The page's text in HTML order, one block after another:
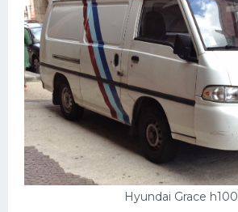
Hyundai Grace h100
Дэу
Скания
Форд
Черри
Джили
Хавал